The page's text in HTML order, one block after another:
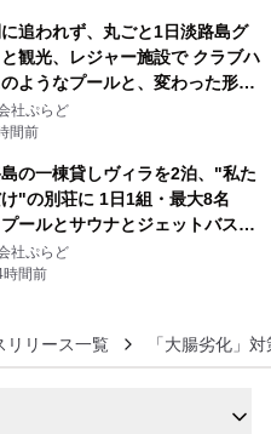
追われず、丸ごと1日淡路島グ
観光、レジャー施設で クラブハ
ようなプールと、変わった形の
も 「THE BOXY AWAJI」のお
泊まり連泊プランで
社ぷらど
間前
の一棟貸しヴィラを2泊、"私た
"の別荘に 1日1組・最大8名
ールとサウナとジェットバス付
Villa Mon Temps AWAJIの連泊
プラン
社ぷらど
時間前
リリース一覧 「大腸劣化」